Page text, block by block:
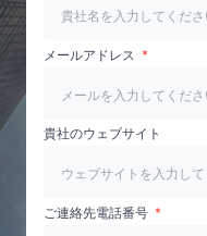
メールアドレス
貴社のウェブサイト
ご連絡先電話番号